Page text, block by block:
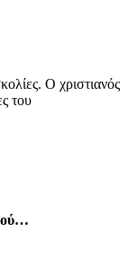
Ο χριστιανός
του